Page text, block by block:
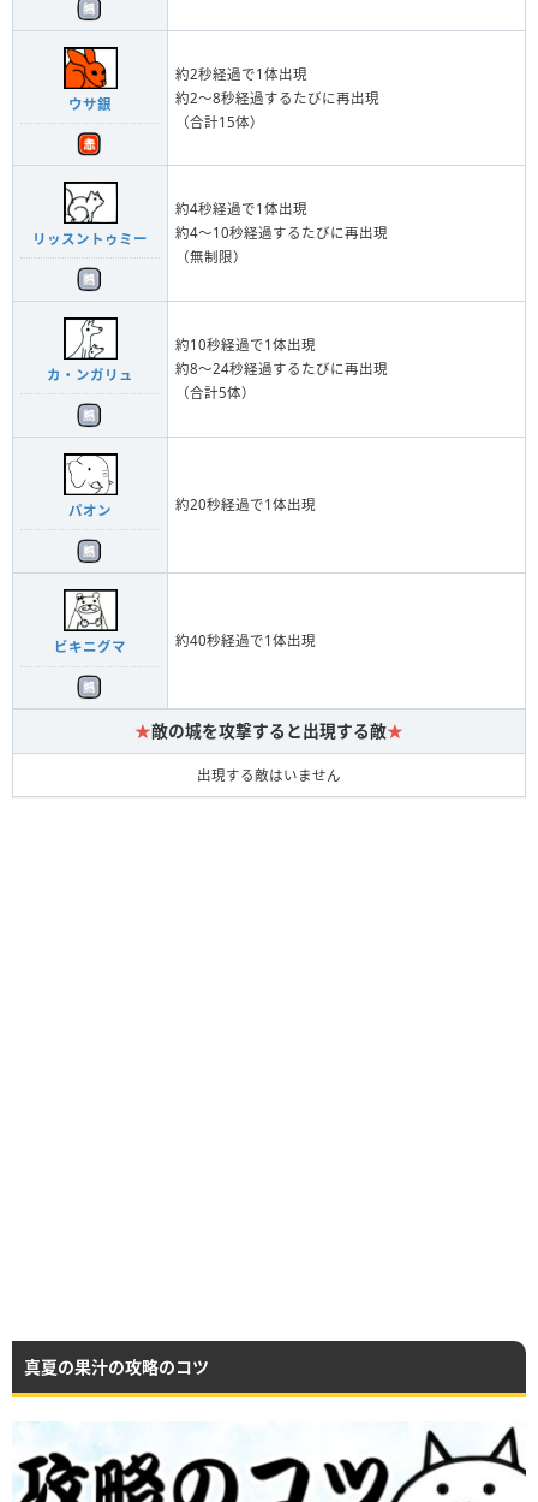
ウサ銀
約2秒経過で1体出現
約2～8秒経過するたびに再出現
（合計15体）
リッスントゥミー
約4秒経過で1体出現
約4～10秒経過するたびに再出現
（無制限）
カ・ンガリュ
約10秒経過で1体出現
約8～24秒経過するたびに再出現
（合計5体）
パオン 約20秒経過で1体出現
ビキニグマ 約40秒経過で1体出現
★敵の城を攻撃すると出現する敵★
出現する敵はいません
真夏の果汁の攻略のコツ